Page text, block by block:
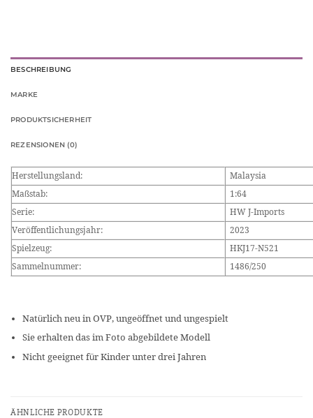
BESCHREIBUNG
MARKE
PRODUKTSICHERHEIT
REZENSIONEN (0)
Herstellungsland:
Malaysia
Maßstab:
1:64
Serie:
HW J-Imports
Veröffentlichungsjahr:
2023
Spielzeug:
HKJ17-N521
Sammelnummer:
1486/250
Natürlich neu in OVP, ungeöffnet und ungespielt
Sie erhalten das im Foto abgebildete Modell
Nicht geeignet für Kinder unter drei Jahren
ÄHNLICHE PRODUKTE